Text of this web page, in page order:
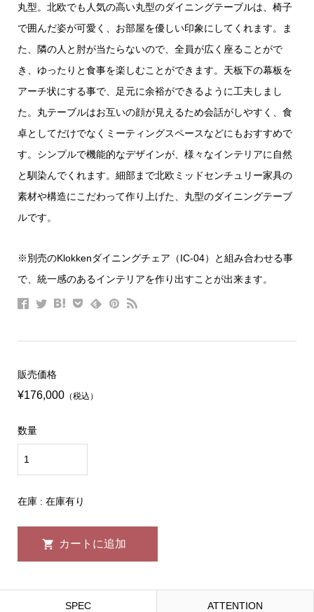
丸型。北欧でも人気の高い丸型のダイニングテーブルは、椅子
で囲んだ姿が可愛く、お部屋を優しい印象にしてくれます。ま
た、隣の人と肘が当たらないので、全員が広く座ることがで
き、ゆったりと食事を楽しむことができます。天板下の幕板を
アーチ状にする事で、足元に余裕ができるように工夫しまし
た。丸テーブルはお互いの顔が見えるため会話がしやすく、食
卓としてだけでなくミーティングスペースなどにもおすすめで
す。シンプルで機能的なデザインが、様々なインテリアに自然
と馴染んでくれます。細部まで北欧ミッドセンチュリー家具の
素材や構造にこだわって作り上げた、丸型のダイニングテーブ
ルです。
※別売のKlokkenダイニングチェア（IC-04）と組み合わせる事
で、統一感のあるインテリアを作り出すことが出来ます。
販売価格
¥176,000（税込）
数量
在庫 : 在庫有り
SPEC ATTENTION